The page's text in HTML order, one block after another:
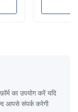
का उपयोग करें यदि
आपसे संपर्क करेगी